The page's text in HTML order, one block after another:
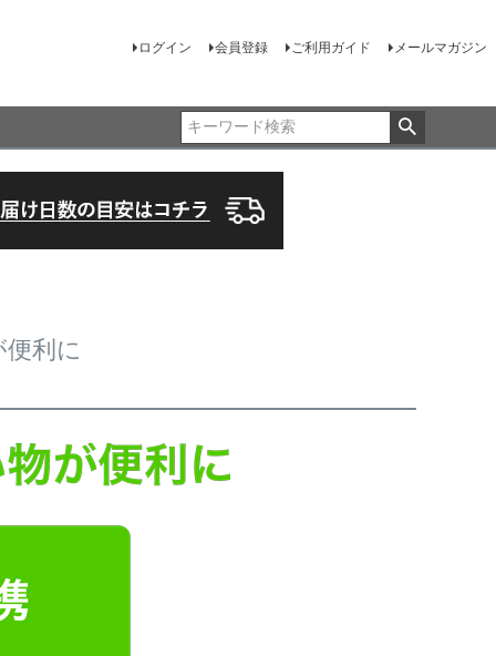
ログイン 会員登録 ご利用ガイド メールマガジン
利に